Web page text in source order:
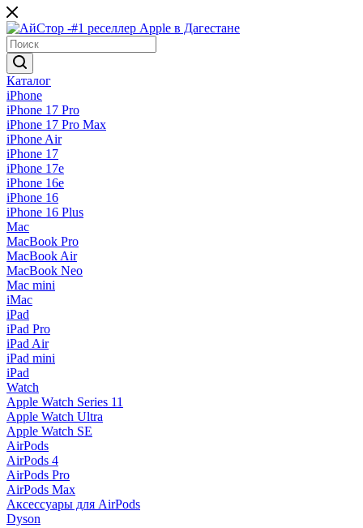
Каталог
iPhone
iPhone 17 Pro
iPhone 17 Pro Max
iPhone Air
iPhone 17
iPhone 17e
iPhone 16e
iPhone 16
iPhone 16 Plus
Mac
MacBook Pro
MacBook Air
MacBook Neo
Mac mini
iMac
iPad
iPad Pro
iPad Air
iPad mini
iPad
Watch
Apple Watch Series 11
Apple Watch Ultra
Apple Watch SE
AirPods
AirPods 4
AirPods Pro
AirPods Max
Аксессуары для AirPods
Dyson